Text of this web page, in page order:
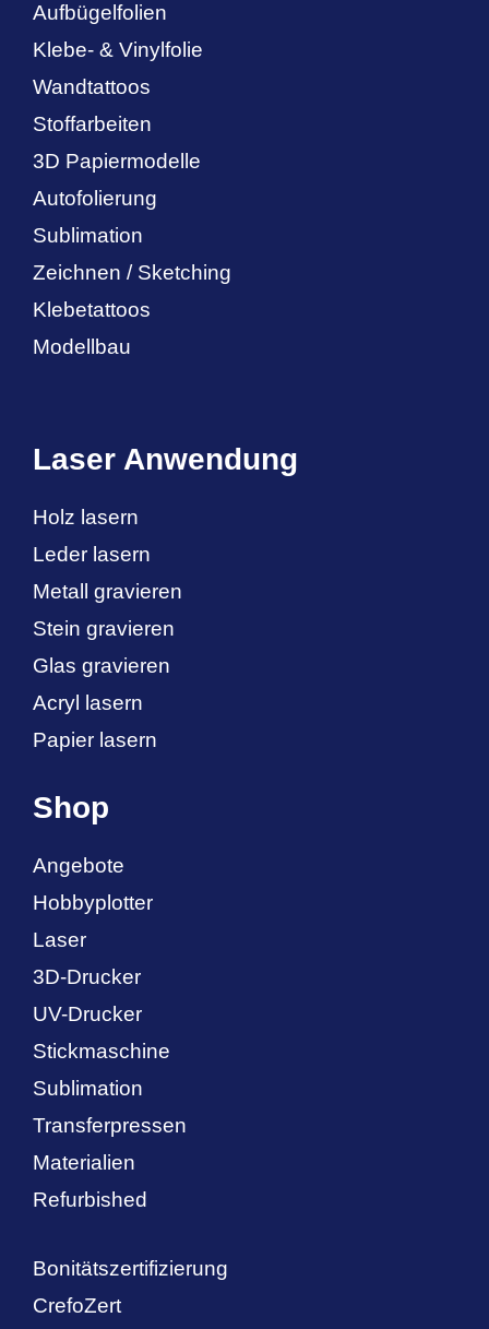
Aufbügelfolien
Klebe- & Vinylfolie
Wandtattoos
Stoffarbeiten
3D Papiermodelle
Autofolierung
Sublimation
Zeichnen / Sketching
Klebetattoos
Modellbau
Laser Anwendung
Holz lasern
Leder lasern
Metall gravieren
Stein gravieren
Glas gravieren
Acryl lasern
Papier lasern
Shop
Angebote
Hobbyplotter
Laser
3D-Drucker
UV-Drucker
Stickmaschine
Sublimation
Transferpressen
Materialien
Refurbished
Bonitätszertifizierung
CrefoZert